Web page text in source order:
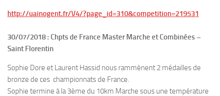
http://uainogent.fr/V4/?page_id=310&competition=219531
30/07/2018 : Chpts de France Master Marche et Combinées –
Saint Florentin
Sophie Dore et Laurent Hassid nous rammènent 2 médailles de
bronze de ces championnats de France.
Sophie termine à la 3ème du 10km Marche sous une température